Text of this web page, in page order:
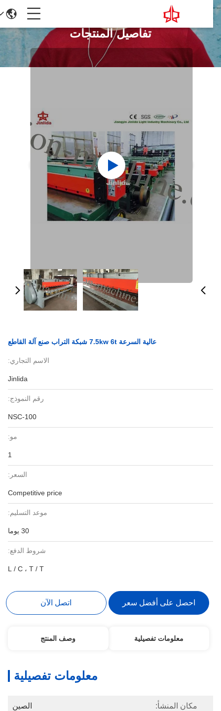
تفاصيل المنتجات
عالية السرعة 7.5kw 6t شبكة التراب صنع آلة القاطع
الاسم التجاري:
Jinlida
رقم النموذج:
NSC-100
مو:
السعر:
Competitive price
موعد التسليم:
30 يوما
شروط الدفع:
L / C ، T / T
احصل على أفضل سعر اتصل الآن
معلومات تفصيلية وصف المنتج
معلومات تفصيلية
مكان المنشأ: الصين